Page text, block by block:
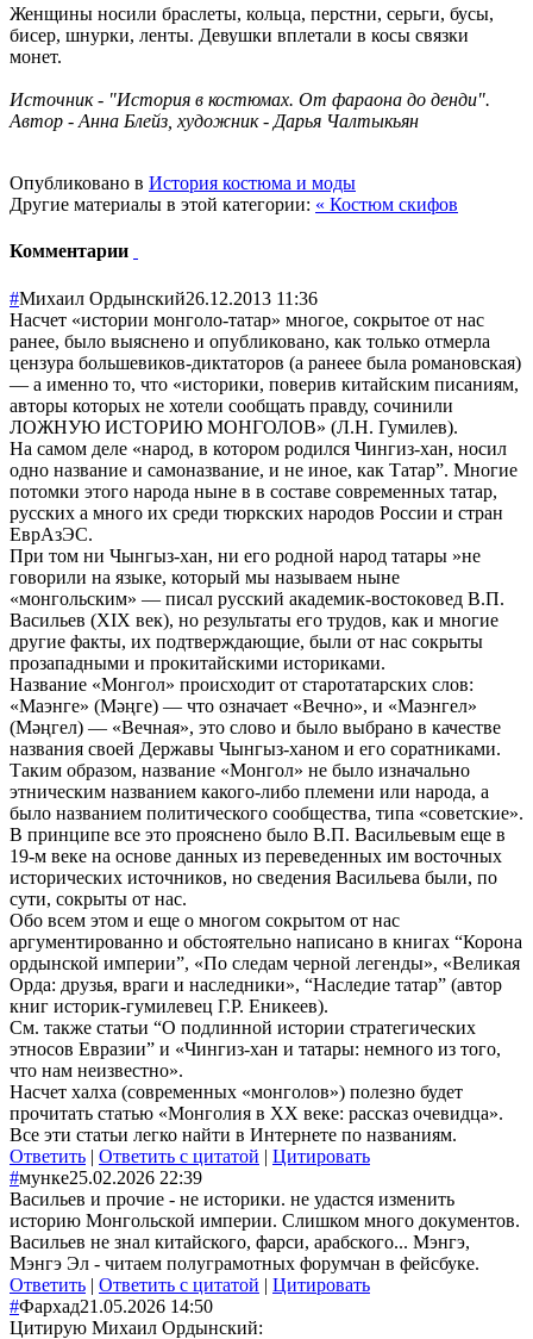
Женщины носили браслеты, кольца, перстни, серьги, бусы,
бисер, шнурки, ленты. Девушки вплетали в косы связки
монет.
Источник - "История в костюмах. От фараона до денди".
Автор - Анна Блейз, художник - Дарья Чалтыкьян
Опубликовано в История костюма и моды
Другие материалы в этой категории: « Костюм скифов
Комментарии
#Михаил Ордынский26.12.2013 11:36
Насчет «истории монголо-татар» многое, сокрытое от нас
ранее, было выяснено и опубликовано, как только отмерла
цензура большевиков-диктаторов (а ранеее была романовская)
— а именно то, что «историки, поверив китайским писаниям,
авторы которых не хотели сообщать правду, сочинили
ЛОЖНУЮ ИСТОРИЮ МОНГОЛОВ» (Л.Н. Гумилев).
На самом деле «народ, в котором родился Чингиз-хан, носил
одно название и самоназвание, и не иное, как Татар”. Многие
потомки этого народа ныне в в составе современных татар,
русских а много их среди тюркских народов России и стран
ЕврАзЭС.
При том ни Чынгыз-хан, ни его родной народ татары »не
говорили на языке, который мы называем ныне
«монгольским» — писал русский академик-востоковед В.П.
Васильев (XIX век), но результаты его трудов, как и многие
другие факты, их подтверждающие, были от нас сокрыты
прозападными и прокитайскими историками.
Название «Монгол» происходит от старотатарских слов:
«Маэнге» (Мәңге) — что означает «Вечно», и «Маэнгел»
(Мәңгел) — «Вечная», это слово и было выбрано в качестве
названия своей Державы Чынгыз-ханом и его соратниками.
Таким образом, название «Монгол» не было изначально
этническим названием какого-либо племени или народа, а
было названием политического сообщества, типа «советские».
В принципе все это прояснено было В.П. Васильевым еще в
19-м веке на основе данных из переведенных им восточных
исторических источников, но сведения Васильева были, по
сути, сокрыты от нас.
Обо всем этом и еще о многом сокрытом от нас
аргументированно и обстоятельно написано в книгах “Корона
ордынской империи”, «По следам черной легенды», «Великая
Орда: друзья, враги и наследники», “Наследие татар” (автор
книг историк-гумилевец Г.Р. Еникеев).
См. также статьи “О подлинной истории стратегических
этносов Евразии” и «Чингиз-хан и татары: немного из того,
что нам неизвестно».
Насчет халха (современных «монголов») полезно будет
прочитать статью «Монголия в XX веке: рассказ очевидца».
Все эти статьи легко найти в Интернете по названиям.
Ответить | Ответить с цитатой | Цитировать
#мунке25.02.2026 22:39
Васильев и прочие - не историки. не удастся изменить
историю Монгольской империи. Слишком много документов.
Васильев не знал китайского, фарси, арабского... Мэнгэ,
Мэнгэ Эл - читаем полуграмотных форумчан в фейсбуке.
Ответить | Ответить с цитатой | Цитировать
#Фархад21.05.2026 14:50
Цитирую Михаил Ордынский: